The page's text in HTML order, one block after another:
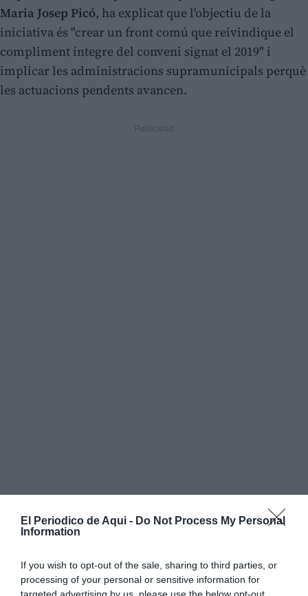
El Periodico de Aqui - Do Not Process My Personal
Information
If you wish to opt-out of the sale, sharing to third parties, or
processing of your personal or sensitive information for
Maria Josep Picó, ha explicat que l'objectiu de la
iniciativa és "crear un front comú que reivindique el
compliment íntegre del conveni signat el 2019" i
implicar les administracions supramunicipals perquè
les actuacions pendents avancen.
complit els compromisos que li corresponien,
l'Autoritat Portuària continua sense executar algunes